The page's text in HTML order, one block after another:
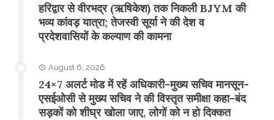
​हरिद्वार से वीरभद्र (ऋषिकेश) तक निकली BJYM की
भव्य कांवड़ यात्रा; तेजस्वी सूर्या ने की देश व
प्रदेशवासियों के कल्याण की कामना
August 6, 2026
24×7 अलर्ट मोड में रहें अधिकारी-मुख्य सचिव मानसून-
एसईओसी से मुख्य सचिव ने की विस्तृत समीक्षा कहा-बंद
सड़कों को शीघ्र खोला जाए, लोगों को न हो दिक्कत